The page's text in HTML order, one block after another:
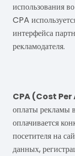
использования
CPA
интерфейса
рекламодателя.
CPA (Cost
оплаты рекламы
оплачивается
посетителя на
данных,